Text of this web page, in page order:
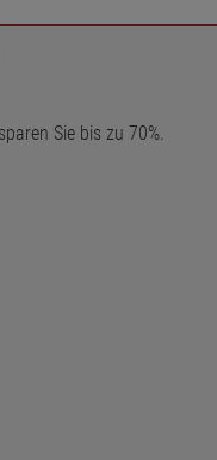
Sie bis zu 70%.